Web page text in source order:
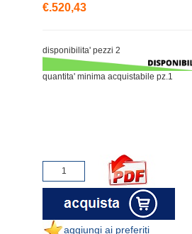
€.520,43
disponibilita' pezzi 2
quantita' minima acquistabile pz.1
aggiungi ai preferiti